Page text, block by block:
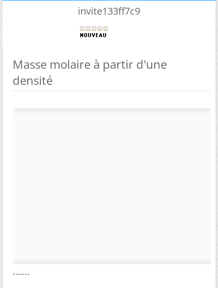
invite133ff7c9
Masse molaire à partir d'une
densité
------